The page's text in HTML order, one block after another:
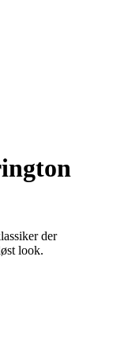
der
look.